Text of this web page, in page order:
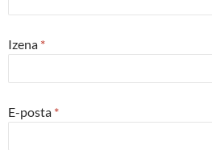
Izena *
E-posta *